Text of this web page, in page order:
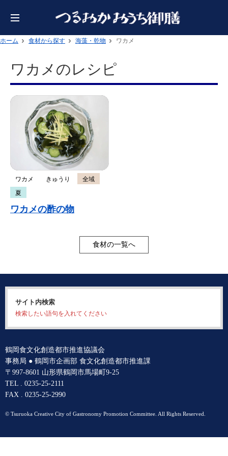
ホーム 食材から探す 海藻・乾物 ワカメ
ワカメのレシピ
ワカメ きゅうり
全域
夏
ワカメの酢の物
食材の一覧へ
サイト内検索
検索したい語句を入れてください
鶴岡食文化創造都市推進協議会
事務局 ● 鶴岡市企画部 食文化創造都市推進課
〒997-8601 山形県鶴岡市馬場町9-25
TEL . 0235-25-2111
FAX . 0235-25-2990
© Tsuruoka Creative City of Gastronomy Promotion Committee. All Rights Reserved.